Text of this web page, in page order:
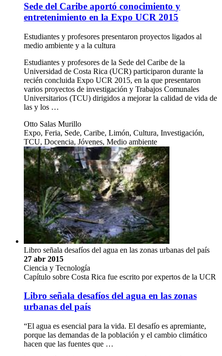
Sede del Caribe aportó conocimiento y
entretenimiento en la Expo UCR 2015
Estudiantes y profesores presentaron proyectos ligados al
medio ambiente y a la cultura
Estudiantes y profesores de la Sede del Caribe de la
Universidad de Costa Rica (UCR) participaron durante la
recién concluida Expo UCR 2015, en la que presentaron
varios proyectos de investigación y Trabajos Comunales
Universitarios (TCU) dirigidos a mejorar la calidad de vida de
las y los …
Otto Salas Murillo
Expo, Feria, Sede, Caribe, Limón, Cultura, Investigación,
TCU, Docencia, Jóvenes, Medio ambiente
Libro señala desafíos del agua en las zonas urbanas del país
27 abr 2015
Ciencia y Tecnología
Capítulo sobre Costa Rica fue escrito por expertos de la UCR
Libro señala desafíos del agua en las zonas
urbanas del país
“El agua es esencial para la vida. El desafío es apremiante,
porque las demandas de la población y el cambio climático
hacen que las fuentes que …